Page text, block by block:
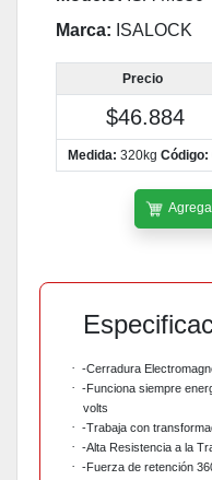
Marca: ISALOCK
Precio
$46.884
Medida: 320kg Código:
· -Cerradura
· -Funciona siempre
volts
· -Trabaja con
· -Alta Resistencia a la
· -Fuerza de retención